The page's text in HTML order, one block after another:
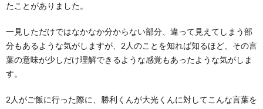
たことがありました。
一見しただけではなかなか分からない部分、違って見えてしまう部
分もあるような気がしますが、2人のことを知れば知るほど、その言
葉の意味が少しだけ理解できるような感覚もあったような気がしま
す。
2人がご飯に行った際に、勝利くんが大光くんに対してこんな言葉を